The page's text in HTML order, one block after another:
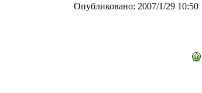
Опубликовано: 2007/1/29 10:50